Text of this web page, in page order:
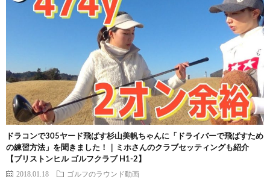
ドラコンで305ヤード飛ばす杉山美帆ちゃんに「ドライバーで飛ばすため
の練習方法」を聞きました！｜ミホさんのクラブセッティングも紹介
【ブリストンヒル ゴルフクラブ H1-2】
2018.01.18 ゴルフのラウンド動画